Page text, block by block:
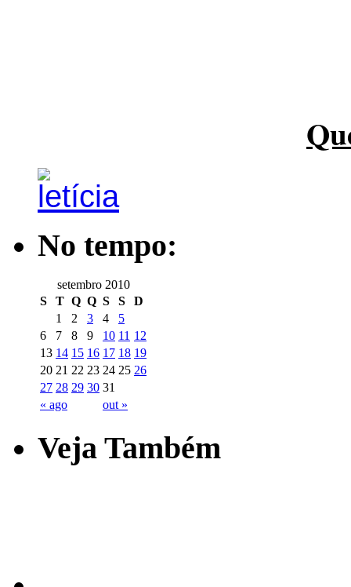
No tempo:
setembro 2010
S
T Q Q S S D
« ago out »
1 2 3 4
5
6
7 8 9 10 11 12
13 14 15 16 17 18 19
20 21 22 23 24 25 26
27 28 29 30 31
Veja Também